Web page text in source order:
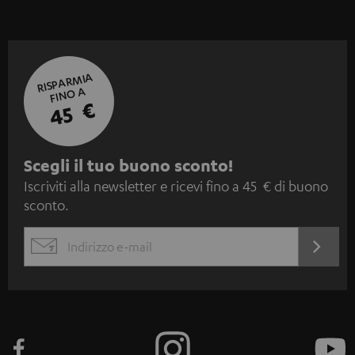
RISPARMIA
FINO A
45 €
I
s
c
i
Scegli il tuo buono sconto!
Iscriviti alla newsletter e ricevi fino a 45 € di buono
sconto.
EMAIL
ORA